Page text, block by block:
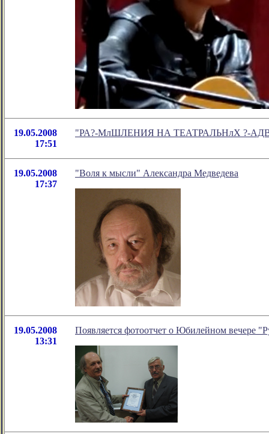
19.05.2008
17:51
"РА?-МлШЛЕНИЯ НА ТЕАТРАЛЬНлХ ?-
19.05.2008
17:37
"Воля к мысли" Александра Медведева
19.05.2008
13:31
Появляется фотоотчет о Юбилейном вечере